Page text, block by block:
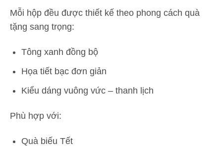
Mỗi hộp đều được thiết kế theo phong cách quà
tặng sang trọng:
Tông xanh đồng bộ
Họa tiết bạc đơn giản
Kiểu dáng vuông vức – thanh lịch
Phù hợp với:
Quà biếu Tết